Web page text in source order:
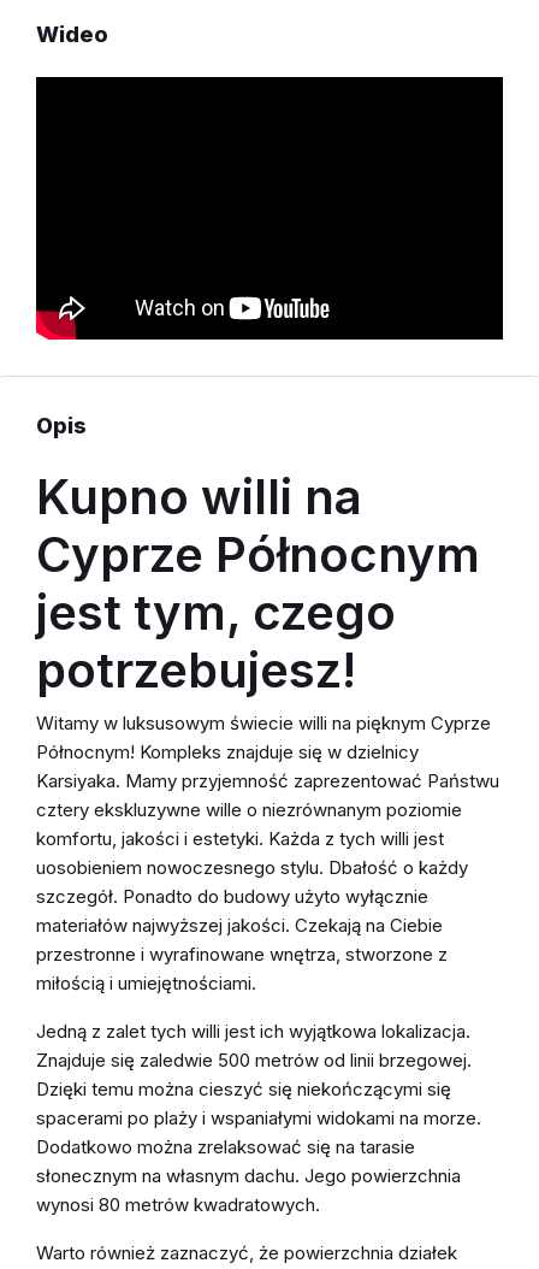
Wideo
Opis
Kupno willi na
Cyprze Północnym
jest tym, czego
potrzebujesz!
Witamy w luksusowym świecie willi na pięknym Cyprze
Północnym! Kompleks znajduje się w dzielnicy
Karsiyaka. Mamy przyjemność zaprezentować Państwu
cztery ekskluzywne wille o niezrównanym poziomie
komfortu, jakości i estetyki. Każda z tych willi jest
uosobieniem nowoczesnego stylu. Dbałość o każdy
szczegół. Ponadto do budowy użyto wyłącznie
materiałów najwyższej jakości. Czekają na Ciebie
przestronne i wyrafinowane wnętrza, stworzone z
miłością i umiejętnościami.
Jedną z zalet tych willi jest ich wyjątkowa lokalizacja.
Znajduje się zaledwie 500 metrów od linii brzegowej.
Dzięki temu można cieszyć się niekończącymi się
spacerami po plaży i wspaniałymi widokami na morze.
Dodatkowo można zrelaksować się na tarasie
słonecznym na własnym dachu. Jego powierzchnia
wynosi 80 metrów kwadratowych.
Warto również zaznaczyć, że powierzchnia działek